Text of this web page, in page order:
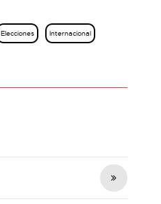
Elecciones Internacional